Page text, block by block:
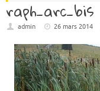
raph_arc_bis
admin 26 mars 2014